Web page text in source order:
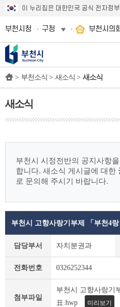
이 누리집은 대한민국 공식 전자정
부천시청 구청 부천시의회
> 부천소식 > 새소식 > 새소식
새소식
부천시 시정전반의 공지사항
합니다. 새소식 게시글에 대한
로 문의해 주시기 바랍니다.
세
부천시 고향사랑기부제 「부천4
담당부서 자치분권과
전화번호 0326252344
첨부파일
부천시 고향사랑기
표.hwp
미리보기